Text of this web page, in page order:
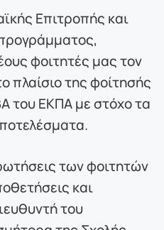
Επιτροπής και
φοιτητές μας τον
πλαίσιο της φοίτησής
του ΕΚΠΑ με στόχο τα
των φοιτητών
και
του